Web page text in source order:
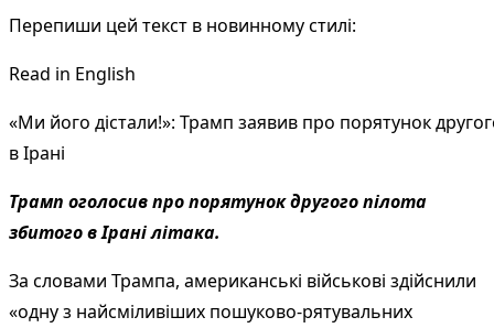
Перепиши цей текст в новинному стилі:
Read in English
«Ми його дістали!»: Трамп заявив про порятунок
в Ірані
Трамп оголосив про порятунок другого пілота
збитого в Ірані літака.
За словами Трампа, американські військові здійснили
«одну з найсміливіших пошуково-рятувальних